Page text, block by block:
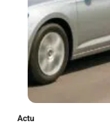
Actu